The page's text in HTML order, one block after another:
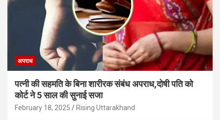
अपराध
पत्नी की सहमति के बिना शारीरक संबंध अपराध,दोषी पति को
कोर्ट ने 5 साल की सुनाई सजा
February 18, 2025 Rising Uttarakhand